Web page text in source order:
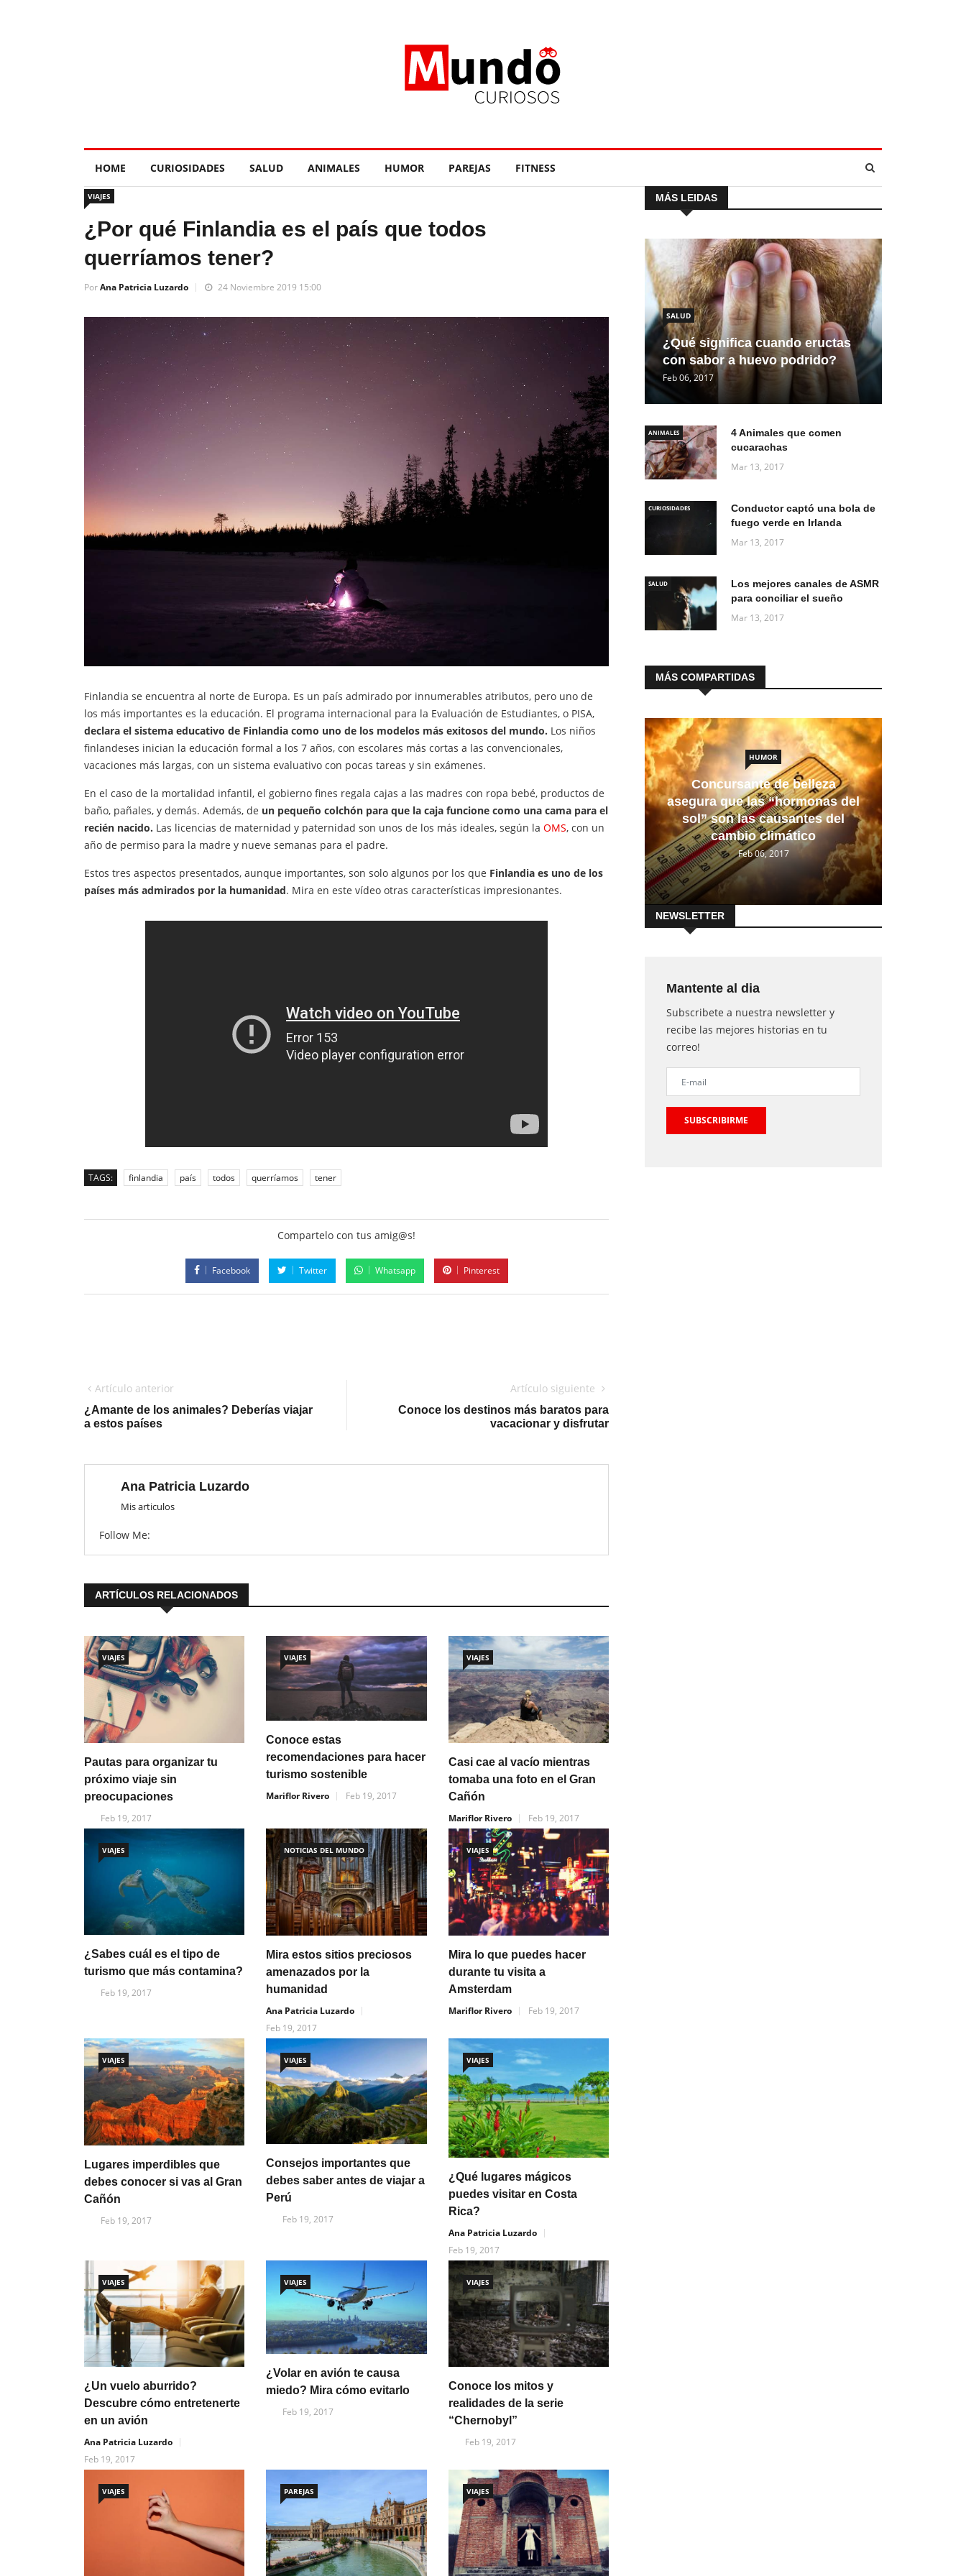
HOME CURIOSIDADES SALUD ANIMALES HUMOR PAREJAS FITNESS
VIAJES
¿Por qué Finlandia es el país que todos
querríamos tener?
PorAna Patricia Luzardo 24 Noviembre 2019 15:00
Finlandia se encuentra al norte de Europa. Es un país admirado por innumerables atributos, pero uno de
los más importantes es la educación. El programa internacional para la Evaluación de Estudiantes, o PISA,
declara el sistema educativo de Finlandia como uno de los modelos más exitosos del mundo. Los niños
finlandeses inician la educación formal a los 7 años, con escolares más cortas a las convencionales,
vacaciones más largas, con un sistema evaluativo con pocas tareas y sin exámenes.
En el caso de la mortalidad infantil, el gobierno fines regala cajas a las madres con ropa bebé, productos de
baño, pañales, y demás. Además, de un pequeño colchón para que la caja funcione como una cama para el
recién nacido. Las licencias de maternidad y paternidad son unos de los más ideales, según la OMS, con un
año de permiso para la madre y nueve semanas para el padre.
Estos tres aspectos presentados, aunque importantes, son solo algunos por los que Finlandia es uno de los
países más admirados por la humanidad. Mira en este vídeo otras características impresionantes.
TAGS: finlandia país todos querríamos tener
Compartelo con tus amig@s!
Facebook Twitter Whatsapp Pinterest
Artículo anterior
¿Amante de los animales? Deberías viajar
a estos países
Artículo siguiente
Conoce los destinos más baratos para
vacacionar y disfrutar
Ana Patricia Luzardo
Mis articulos
Follow Me:
ARTÍCULOS RELACIONADOS
VIAJES
Pautas para organizar tu
próximo viaje sin
preocupaciones
Feb 19, 2017
VIAJES
Conoce estas
recomendaciones para hacer
turismo sostenible
Mariflor Rivero
Feb 19, 2017
VIAJES
Casi cae al vacío mientras
tomaba una foto en el Gran
Cañón
Mariflor Rivero
Feb 19, 2017
VIAJES
¿Sabes cuál es el tipo de
turismo que más contamina?
Feb 19, 2017
NOTICIAS DEL MUNDO
Mira estos sitios preciosos
amenazados por la
humanidad
Ana Patricia Luzardo
Feb 19, 2017
VIAJES
Mira lo que puedes hacer
durante tu visita a
Amsterdam
Mariflor Rivero
Feb 19, 2017
VIAJES
Lugares imperdibles que
debes conocer si vas al Gran
Cañón
Feb 19, 2017
VIAJES
Consejos importantes que
debes saber antes de viajar a
Perú
Feb 19, 2017
VIAJES
¿Qué lugares mágicos
puedes visitar en Costa
Rica?
Ana Patricia Luzardo
Feb 19, 2017
VIAJES
¿Un vuelo aburrido?
Descubre cómo entretenerte
en un avión
Ana Patricia Luzardo
Feb 19, 2017
VIAJES
¿Volar en avión te causa
miedo? Mira cómo evitarlo
Feb 19, 2017
VIAJES
Conoce los mitos y
realidades de la serie
“Chernobyl”
Feb 19, 2017
VIAJES PAREJAS VIAJES
MÁS LEIDAS
SALUD
¿Qué significa cuando eructas
con sabor a huevo podrido?
Feb 06, 2017
ANIMALES
4 Animales que comen
cucarachas
Mar 13, 2017
CURIOSIDADES
Conductor captó una bola de
fuego verde en Irlanda
Mar 13, 2017
SALUD
Los mejores canales de ASMR
para conciliar el sueño
Mar 13, 2017
MÁS COMPARTIDAS
HUMOR
Concursante de belleza
asegura que las “hormonas del
sol” son las causantes del
cambio climático
Feb 06, 2017
NEWSLETTER
Mantente al dia
Subscribete a nuestra newsletter y
recibe las mejores historias en tu
correo!
SUBSCRIBIRME